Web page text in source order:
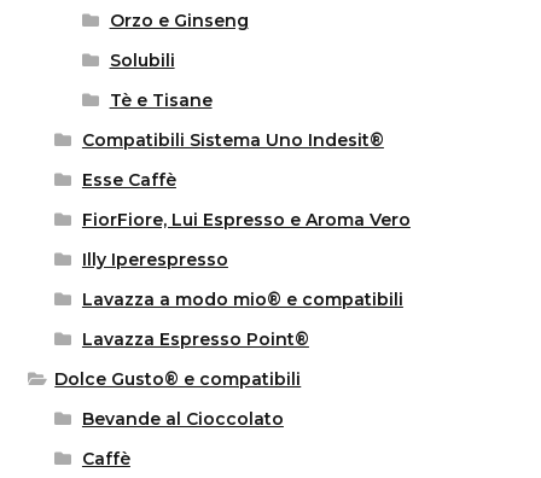
Orzo e Ginseng
Solubili
Tè e Tisane
Compatibili Sistema Uno Indesit®
Esse Caffè
FiorFiore, Lui Espresso e Aroma Vero
Illy Iperespresso
Lavazza a modo mio® e compatibili
Lavazza Espresso Point®
Dolce Gusto® e compatibili
Bevande al Cioccolato
Caffè